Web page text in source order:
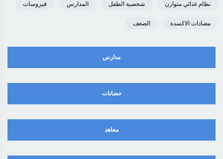
نظام غذائي متوازن شخصية الطفل المدارس فيروسات
مضادات الاكسدة الضعف
مدارس
حضانات
معاهد